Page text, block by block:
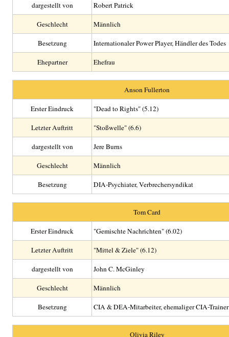
dargestellt von Robert Patrick
Geschlecht Männlich
Besetzung Internationaler Power Player, Händler des Todes
Ehepartner Ehefrau
Anson Fullerton
Erster Eindruck "Dead to Rights" (5.12)
Letzter Auftritt "Stoßwelle" (6.6)
dargestellt von Jere Burns
Geschlecht Männlich
Besetzung DIA-Psychiater, Verbrechersyndikat
Tom Card
Erster Eindruck "Gemischte Nachrichten" (6.02)
Letzter Auftritt "Mittel & Ziele" (6.12)
dargestellt von John C. McGinley
Geschlecht Männlich
Besetzung CIA & DEA-Mitarbeiter, ehemaliger CIA-Trainer
Olivia Riley